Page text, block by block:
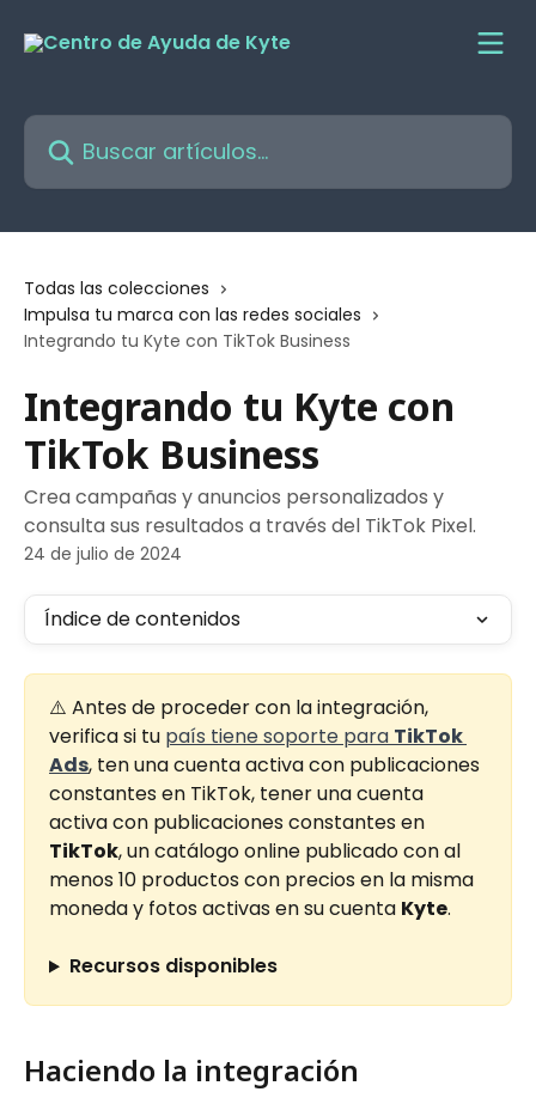
Buscar artículos...
Todas las colecciones
Impulsa tu marca con las redes sociales
Integrando tu Kyte con TikTok Business
Integrando tu Kyte con
TikTok Business
Crea campañas y anuncios personalizados y
consulta sus resultados a través del TikTok Pixel.
24 de julio de 2024
Índice de contenidos
⚠️ Antes de proceder con la integración,
verifica si tu país tiene soporte para TikTok
Ads, ten una cuenta activa con publicaciones
constantes en TikTok, tener una cuenta
activa con publicaciones constantes en
TikTok, un catálogo online publicado con al
menos 10 productos con precios en la misma
moneda y fotos activas en su cuenta Kyte.
Recursos disponibles
Haciendo la integración